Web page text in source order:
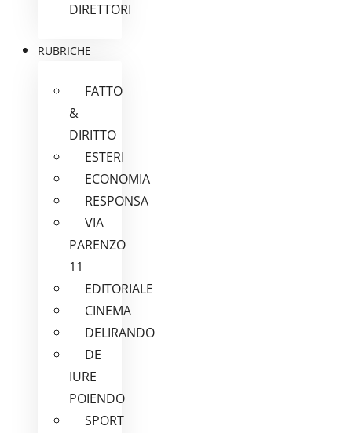
DIRETTORI
RUBRICHE
FATTO
&
DIRITTO
ESTERI
ECONOMIA
RESPONSA
VIA
PARENZO
11
EDITORIALE
CINEMA
DELIRANDO
DE
IURE
POIENDO
SPORT